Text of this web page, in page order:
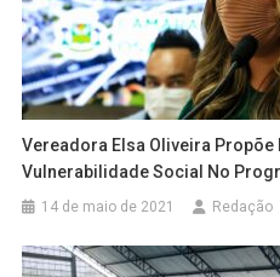
Vereadora Elsa Oliveira Propõe
Vulnerabilidade Social No
14 de maio de 2021 Redação